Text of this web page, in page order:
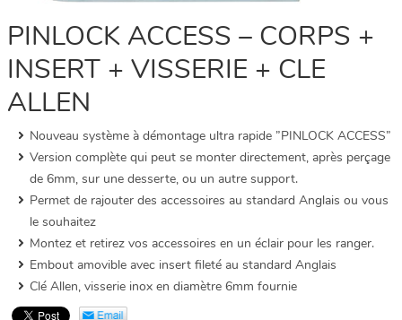
PINLOCK ACCESS – CORPS +
INSERT + VISSERIE + CLE
ALLEN
Nouveau système à démontage ultra rapide ”PINLOCK ACCESS”
Version complète qui peut se monter directement, après perçage
de 6mm, sur une desserte, ou un autre support.
Permet de rajouter des accessoires au standard Anglais ou vous
le souhaitez
Montez et retirez vos accessoires en un éclair pour les ranger.
Embout amovible avec insert fileté au standard Anglais
Clé Allen, visserie inox en diamètre 6mm fournie